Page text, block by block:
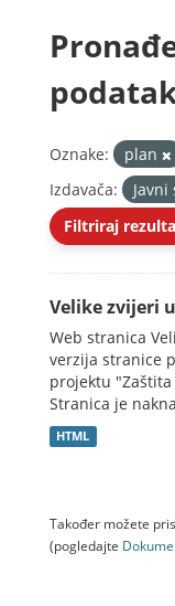
Oznake: plan
Izdavača:
Javni
Filtriraj
Velike zvijeri
Web stranica
verzija stranice
projektu
Stranica je
HTML
Također možete
(pogledajte